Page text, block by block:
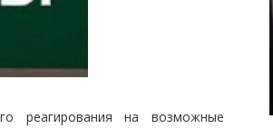
реагирования на возможные